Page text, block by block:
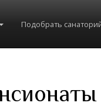
Подобрать